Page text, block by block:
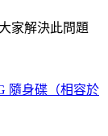
家解決此問題
隨身碟（相容於